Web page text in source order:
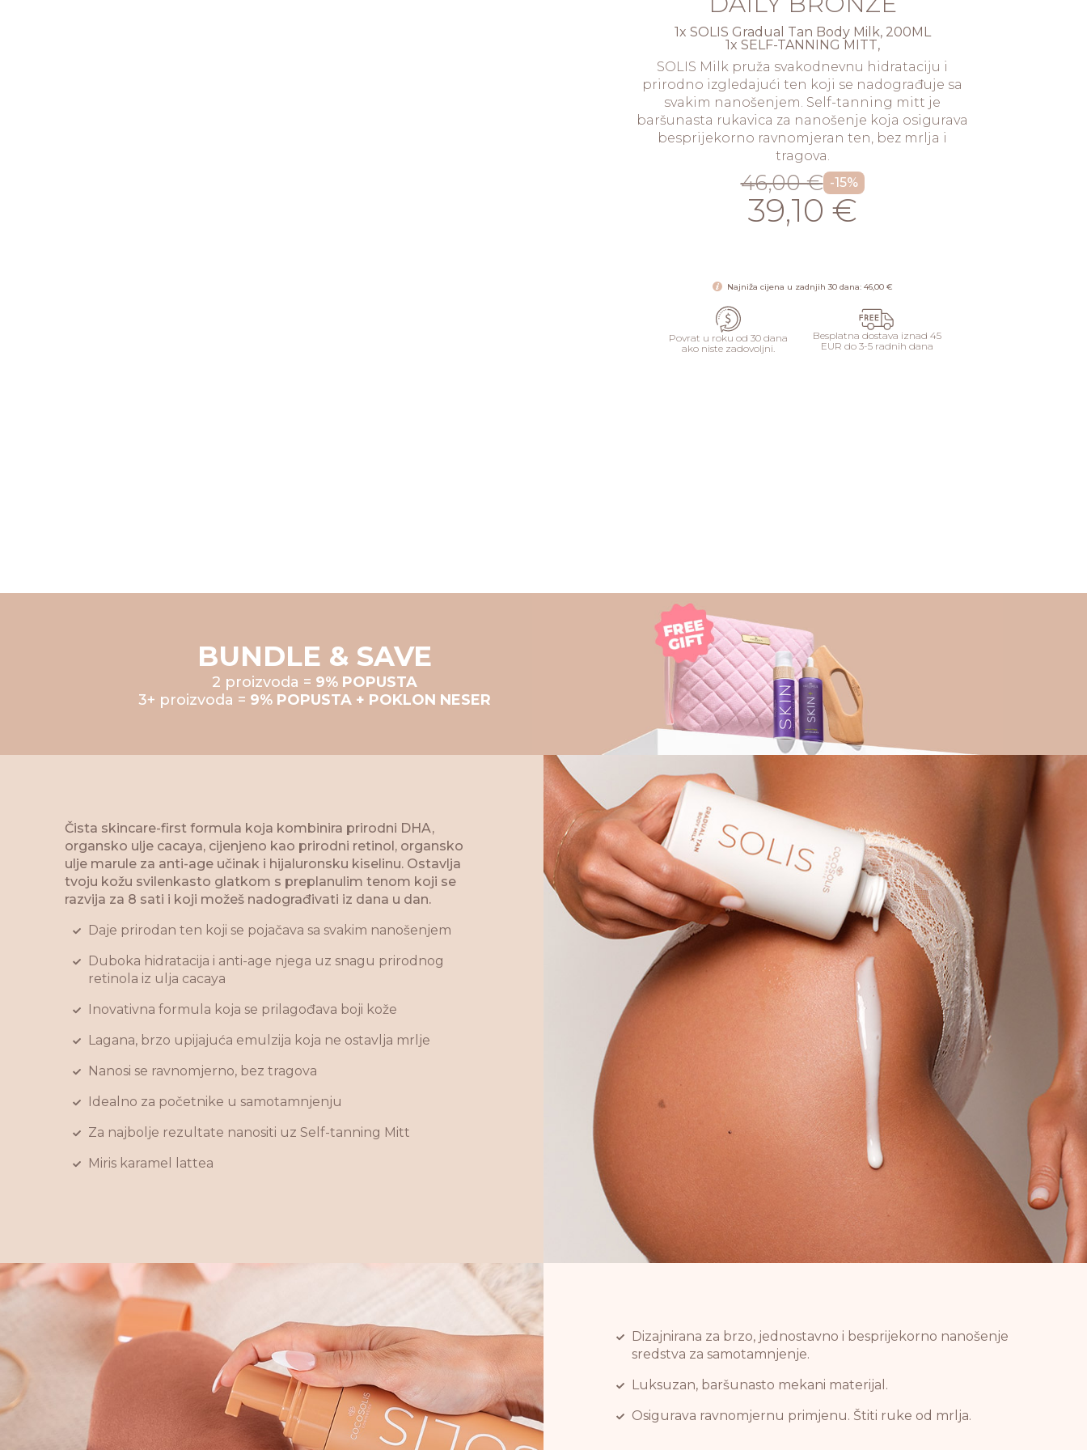
1x SOLIS Gradual Tan Body Milk, 200ML
1x SELF-TANNING MITT,
SOLIS Milk pruža svakodnevnu hidrataciju i
prirodno izgledajući ten koji se nadograđuje sa
svakim nanošenjem. Self-tanning mitt je
baršunasta rukavica za nanošenje koja osigurava
besprijekorno ravnomjeran ten, bez mrlja i
tragova.
46,00 € -15%
39,10 €
Najniža cijena u zadnjih 30 dana: 46,00 €
Povrat u roku od 30 dana
ako niste zadovoljni.
Besplatna dostava iznad 45
EUR do 3-5 radnih dana
BUNDLE & SAVE
2 proizvoda = 9% POPUSTA
3+ proizvoda = 9% POPUSTA + POKLON NESER
Čista skincare-first formula koja kombinira prirodni DHA,
organsko ulje cacaya, cijenjeno kao prirodni retinol, organsko
ulje marule za anti-age učinak i hijaluronsku kiselinu. Ostavlja
tvoju kožu svilenkasto glatkom s preplanulim tenom koji se
razvija za 8 sati i koji možeš nadograđivati iz dana u dan.
Daje prirodan ten koji se pojačava sa svakim nanošenjem
Duboka hidratacija i anti-age njega uz snagu prirodnog
retinola iz ulja cacaya
Inovativna formula koja se prilagođava boji kože
Lagana, brzo upijajuća emulzija koja ne ostavlja mrlje
Nanosi se ravnomjerno, bez tragova
Idealno za početnike u samotamnjenju
Za najbolje rezultate nanositi uz Self-tanning Mitt
Miris karamel lattea
Dizajnirana za brzo, jednostavno i besprijekorno nanošenje
sredstva za samotamnjenje.
Luksuzan, baršunasto mekani materijal.
Osigurava ravnomjernu primjenu. Štiti ruke od mrlja.